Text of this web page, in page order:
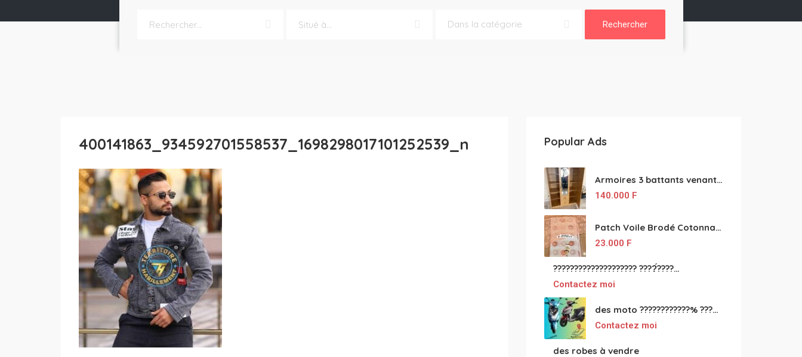
Rechercher
400141863_934592701558537_1698298017101252539_n Popular Ads
Armoires 3 battants venant de Turquie disponibles
140.000 F
Patch Voile Brodé Cotonnade et Tinu Minu de l’Inde ???????? ????
23.000 F
???????????????????? ????́???????????????????????????????????????? à vendre
Contactez moi
des moto ????????????% ????́???????????????????????????????????? à vendre
Contactez moi
des robes à vendre